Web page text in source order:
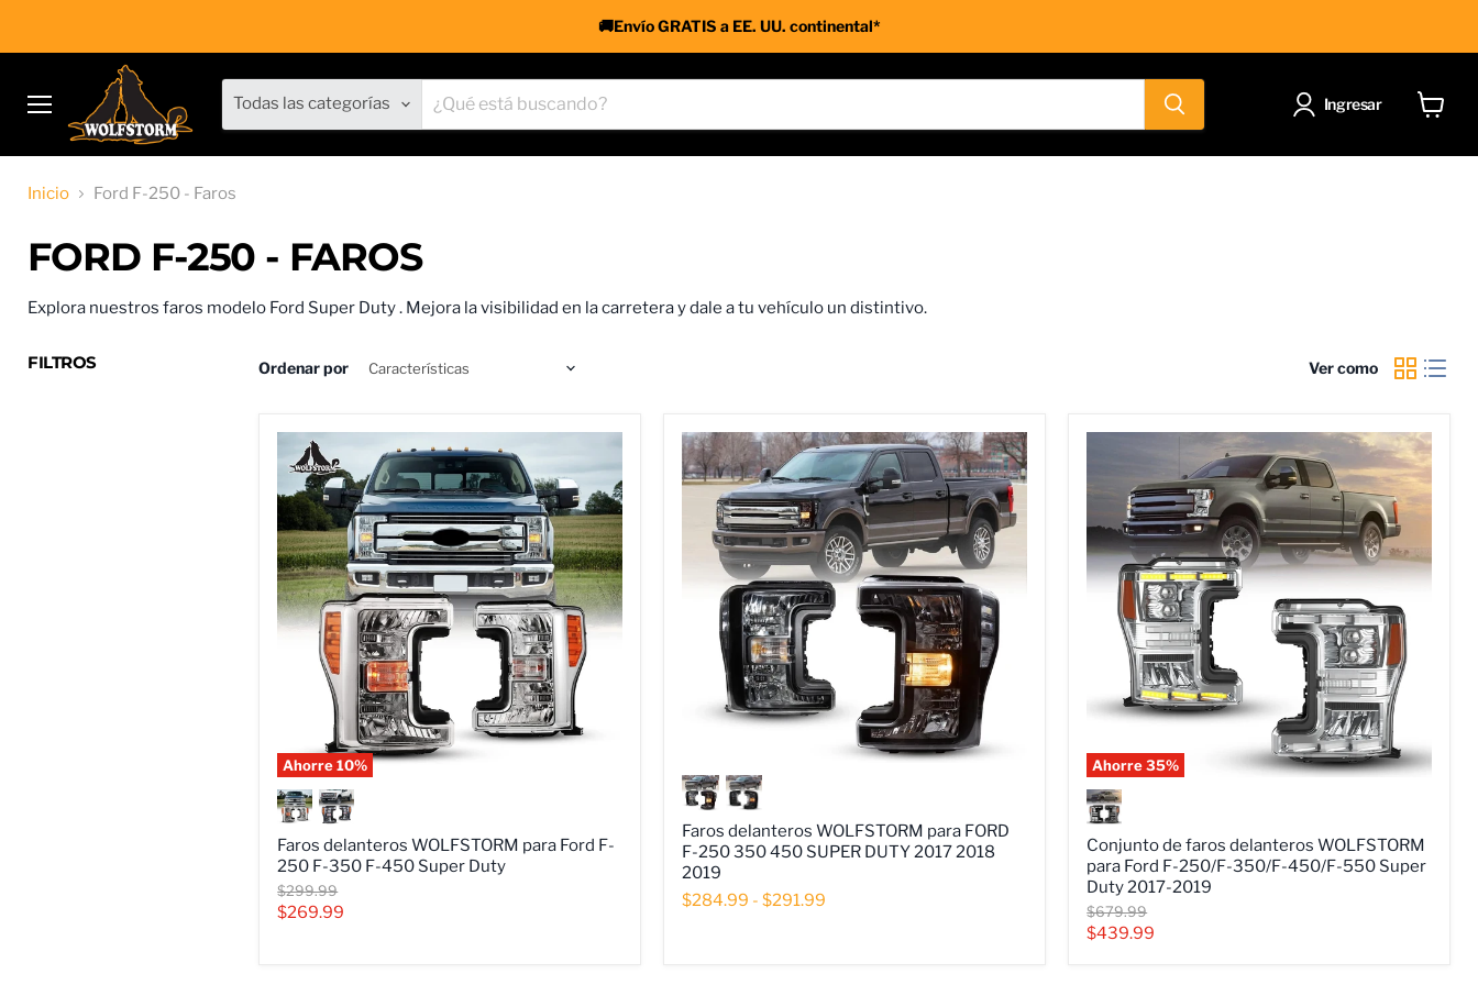
🚚Envío GRATIS a EE. UU. continental*
Menú
Todas las categorías Ingresar
Inicio Ford F-250 - Faros
FORD F-250 - FAROS
Explora nuestros faros modelo Ford Super Duty. Mejora la visibilidad en la carretera ydale a tu vehículo un distintivo.
FILTROS Ordenar por Ver como
Ahorre10%
Faros
delanteros
WOLFSTORM
para
Ford
F-
250
F-
Faros delanteros WOLFSTORM para Ford F-
250 F-350 F-450 Super Duty
Precio
original
$299.99
Precio
$269.99
Faros
delanteros
WOLFSTORM
para
FORD
F-
250
350
Faros delanteros WOLFSTORM para FORD
F-250 350 450 SUPER DUTY 2017 2018
2019
$284.99 -$291.99
Ahorre35%
Conjunto
de
faros
delanteros
WOLFSTORM
para
Ford
F-
250/F-
Conjunto de faros delanteros WOLFSTORM
para Ford F-250/F-350/F-450/F-550 Super
Duty 2017-2019
Precio
original
$679.99
Precio
$439.99